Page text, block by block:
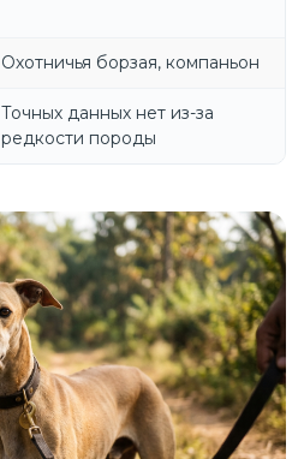
Охотничья борзая, компаньон
Точных данных нет из-за
редкости породы